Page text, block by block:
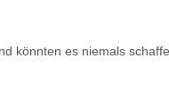
könnten es niemals